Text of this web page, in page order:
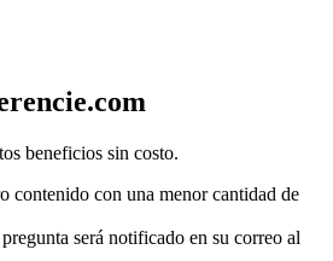
beneficios sin costo.
contenido con una menor cantidad de
será notificado en su correo al